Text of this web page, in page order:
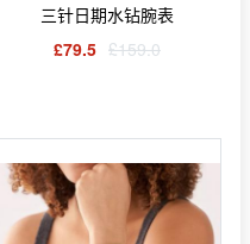
三针日期水钻腕表
£79.5 £159.0